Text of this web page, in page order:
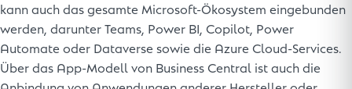
kann auch das gesamte Microsoft-Ökosystem eingebunden
werden, darunter Teams, Power BI, Copilot, Power
Automate oder Dataverse sowie die Azure Cloud-Services.
Über das App-Modell von Business Central ist auch die